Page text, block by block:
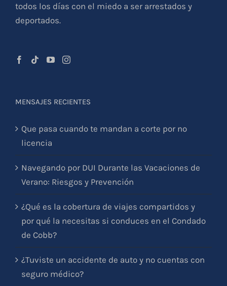
todos los días con el miedo a ser arrestados y
deportados.
MENSAJES RECIENTES
Que pasa cuando te mandan a corte por no
licencia
Navegando por DUI Durante las Vacaciones de
Verano: Riesgos y Prevención
¿Qué es la cobertura de viajes compartidos y
por qué la necesitas si conduces en el Condado
de Cobb?
¿Tuviste un accidente de auto y no cuentas con
seguro médico?